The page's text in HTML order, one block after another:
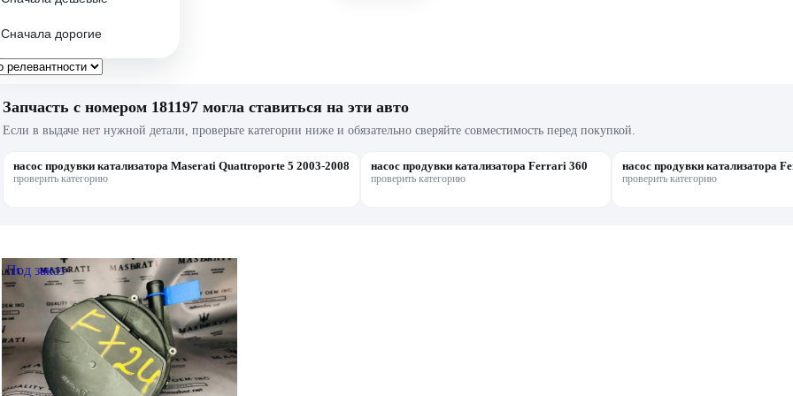
Сначала дорогие
Запчасть с номером 181197 могла ставиться на эти авто
Если в выдаче нет нужной детали, проверьте категории ниже и обязательно сверяйте совместимость перед покупкой.
насос продувки катализатора Maserati Quattroporte 5 2003-2008
проверить категорию
насос продувки катализатора Ferrari 360
проверить категорию
насос продувки катализатора
проверить категорию
Под заказ